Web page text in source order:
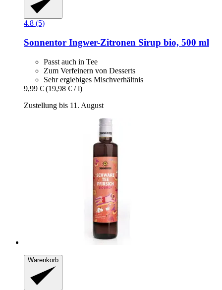
4.8 (5)
Sonnentor Ingwer-​Zitronen Sirup bio, 500 ml
Passt auch in Tee
Zum Verfeinern von Desserts
Sehr ergiebiges Mischverhältnis
9,99 € (19,98 € / l)
Zustellung bis 11. August
Warenkorb